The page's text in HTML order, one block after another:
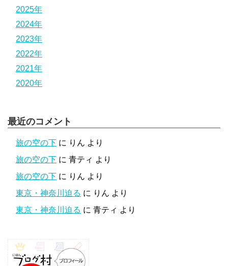
2025年
2024年
2023年
2022年
2021年
2020年
最近のコメント
旅の空の下 に りん より
旅の空の下 に 青ティ より
旅の空の下 に りん より
東京・神奈川迫る に りん より
東京・神奈川迫る に 青ティ より